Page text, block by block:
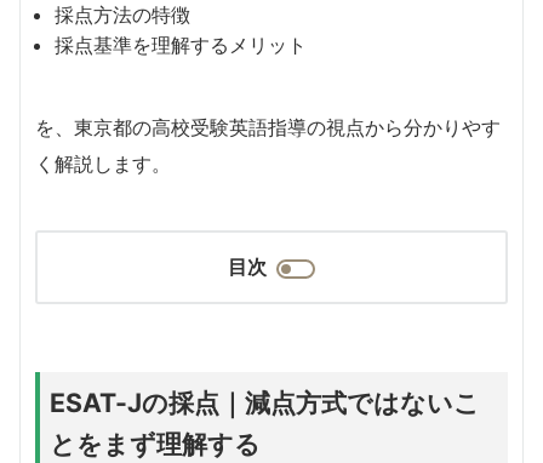
採点方法の特徴
採点基準を理解するメリット
を、東京都の高校受験英語指導の視点から分かりやす
く解説します。
目次
ESAT-Jの採点｜減点方式ではないこ
とをまず理解する